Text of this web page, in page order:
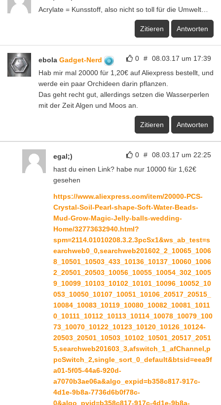
Acrylate = Kunsstoff, also nicht so toll für die Umwelt…
Zitieren Antworten
0 # 08.03.17 um 17:39
ebola Gadget-Nerd
Hab mir mal 20000 für 1,20€ auf Aliexpress bestellt, und
werde ein paar Orchideen darin pflanzen.
Das geht recht gut, allerdings setzen die Wasserperlen
mit der Zeit Algen und Moos an.
Zitieren Antworten
0 # 08.03.17 um 22:25
egal;)
hast du einen Link? habe nur 10000 für 1,62€
gesehen
https://www.aliexpress.com/item/20000-PCS-
Crystal-Soil-Pearl-shape-Soft-Water-Beads-
Mud-Grow-Magic-Jelly-balls-wedding-
Home/32773632940.html?
spm=2114.01010208.3.2.3pcSx1&ws_ab_test=s
earchweb0_0,searchweb201602_2_10065_1006
8_10501_10503_433_10136_10137_10060_1006
2_20501_20503_10056_10055_10054_302_1005
9_10099_10103_10102_10101_10096_10052_10
053_10050_10107_10051_10106_20517_20515_
10084_10083_10119_10080_10082_10081_1011
0_10111_10112_10113_10114_10078_10079_100
73_10070_10122_10123_10120_10126_10124-
20503_20501_10503_10102_10501_20517_2051
5,searchweb201603_3,afswitch_1_afChannel,p
pcSwitch_2,single_sort_0_default&btsid=eea9f
a01-5f05-44a6-920d-
a7070b3ae06a&algo_expid=b358c817-917c-
4d1e-9b8a-7736d6b0f78c-
0&algo_pvid=b358c817-917c-4d1e-9b8a-